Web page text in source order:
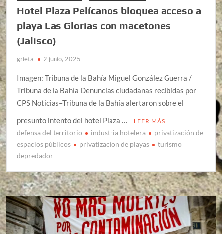
Hotel Plaza Pelícanos bloquea acceso a
playa Las Glorias con macetones
(Jalisco)
grieta 2 junio, 2025
Imagen: Tribuna de la Bahía Miguel González Guerra /
Tribuna de la Bahía Denuncias ciudadanas recibidas por
CPS Noticias–Tribuna de la Bahía alertaron sobre el
presunto intento del hotel Plaza …
LEER MÁS
defensa del territorio industria hotelera
privatización de
espacios públicos
privatizacion de playas
turismo
depredador